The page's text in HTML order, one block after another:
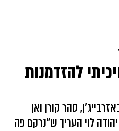
להזדמנות
סהר קורן ואן
לוי העריך ש"נרקם פה